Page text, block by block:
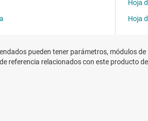
pueden tener parámetros, módulos de
referencia relacionados con este producto de